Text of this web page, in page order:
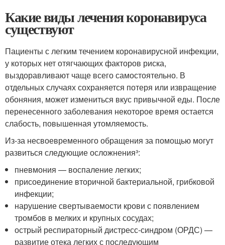
Какие виды лечения коронавируса
существуют
Пациенты с легким течением коронавирусной инфекции,
у которых нет отягчающих факторов риска,
выздоравливают чаще всего самостоятельно. В
отдельных случаях сохраняется потеря или извращение
обоняния, может измениться вкус привычной еды. После
перенесенного заболевания некоторое время остается
слабость, повышенная утомляемость.
Из-за несвоевременного обращения за помощью могут
развиться следующие осложнения³:
пневмония — воспаление легких;
присоединение вторичной бактериальной, грибковой
инфекции;
нарушение свертываемости крови с появлением
тромбов в мелких и крупных сосудах;
острый респираторный дистресс-синдром (ОРДС) —
развитие отека легких с последующим